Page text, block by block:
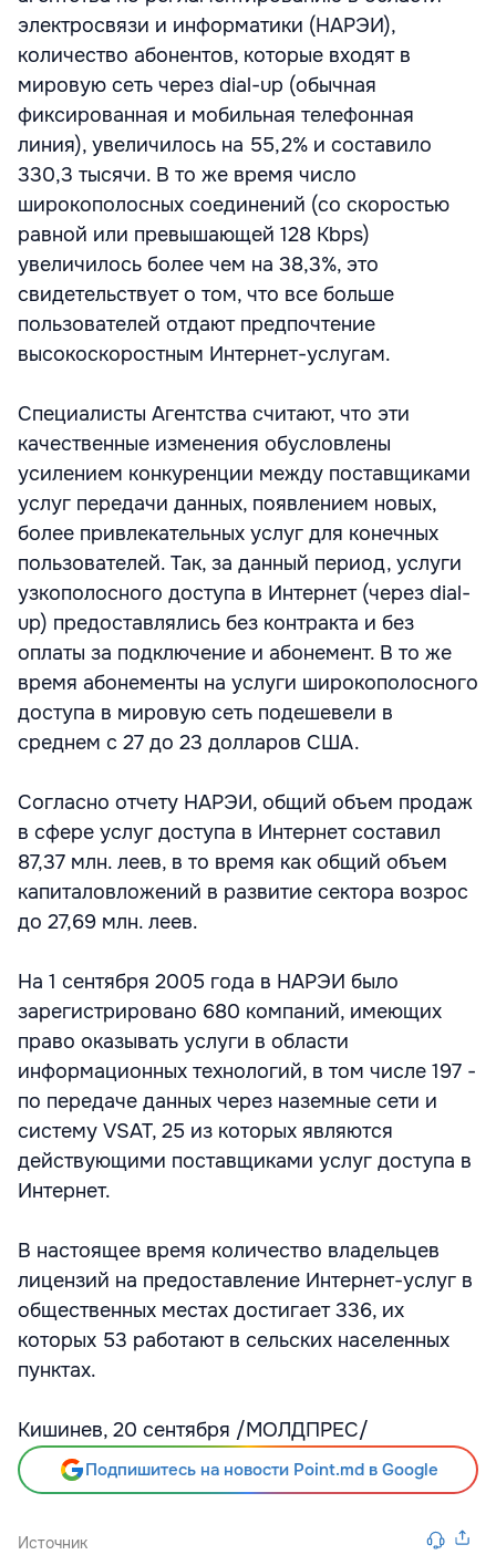
электросвязи и информатики (НАРЭИ),
количество абонентов, которые входят в
мировую сеть через dial-up (обычная
фиксированная и мобильная телефонная
линия), увеличилось на 55,2% и составило
330,3 тысячи. В то же время число
широкополосных соединений (со скоростью
равной или превышающей 128 Kbps)
увеличилось более чем на 38,3%, это
свидетельствует о том, что все больше
пользователей отдают предпочтение
высокоскоростным Интернет-услугам.
Специалисты Агентства считают, что эти
качественные изменения обусловлены
усилением конкуренции между поставщиками
услуг передачи данных, появлением новых,
более привлекательных услуг для конечных
пользователей. Так, за данный период, услуги
узкополосного доступа в Интернет (через dial-
up) предоставлялись без контракта и без
оплаты за подключение и абонемент. В то же
время абонементы на услуги широкополосного
доступа в мировую сеть подешевели в
среднем с 27 до 23 долларов США.
Согласно отчету НАРЭИ, общий объем продаж
в сфере услуг доступа в Интернет составил
87,37 млн. леев, в то время как общий объем
капиталовложений в развитие сектора возрос
до 27,69 млн. леев.
На 1 сентября 2005 года в НАРЭИ было
зарегистрировано 680 компаний, имеющих
право оказывать услуги в области
информационных технологий, в том числе 197 -
по передаче данных через наземные сети и
систему VSAT, 25 из которых являются
действующими поставщиками услуг доступа в
Интернет.
В настоящее время количество владельцев
лицензий на предоставление Интернет-услуг в
общественных местах достигает 336, их
которых 53 работают в сельских населенных
пунктах.
Кишинев, 20 сентября /МОЛДПРЕС/
Подпишитесь на новости Point.md в Google
Источник